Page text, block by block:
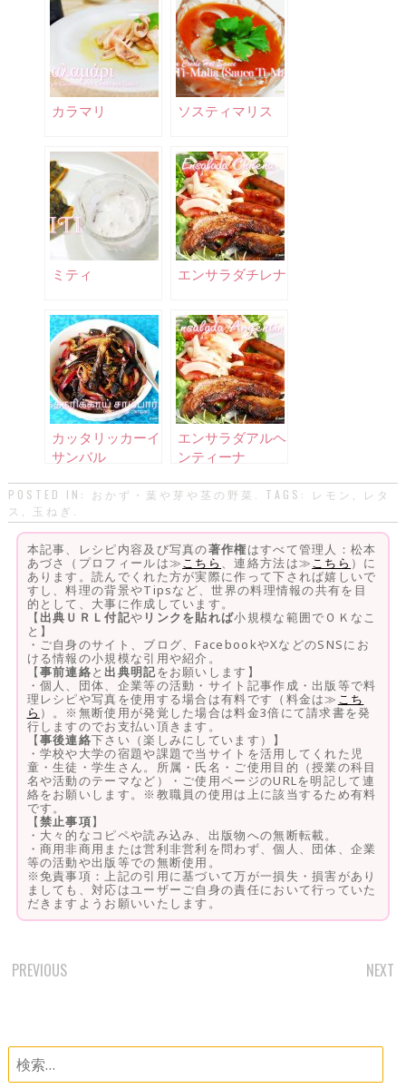
カラマリ ソスティマリス
ミティ エンサラダチレナ
カッタリッカーイ
サンバル
エンサラダアルヘ
ンティーナ
POSTED IN: おかず・葉や芽や茎の野菜 . TAGS: レモン
レタ
ス
玉ねぎ
本記事、レシピ内容及び写真の著作権はすべて管理人：松本
あづさ（プロフィールは≫こちら 、連絡方法は≫こちら ）に
あります。読んでくれた方が実際に作って下されば嬉しいで
すし、料理の背景やTipsなど、世界の料理情報の共有を目
的として、大事に作成しています。
【 出典ＵＲＬ付記や リンクを貼れば小規模な範囲でＯＫなこ
と】
・ご自身のサイト、ブログ、FacebookやXなどのSNSにお
ける情報の小規模な引用や紹介。
【事前連絡と 出典明記をお願いします】
・個人、団体、企業等の活動・サイト記事作成・出版等で料
理レシピや写真を使用する場合は有料です（料金は≫ こち
ら ）。※無断使用が発覚した場合は料金3倍にて請求書を発
行しますのでお支払い頂きます。
【事後連絡下さい（楽しみにしています）】
・学校や大学の宿題や課題で当サイトを活用してくれた児
童・生徒・学生さん。所属・氏名・ご使用目的（授業の科目
名や活動のテーマなど）・ご使用ページのURLを明記して連
絡をお願いします。※教職員の使用は上に該当するため有料
です。
【禁止事項】
・大々的なコピペや読み込み、出版物への無断転載。
・商用非商用または営利非営利を問わず、個人、団体、企業
等の活動や出版等での無断使用。
※免責事項：上記の引用に基づいて万が一損失・損害があり
ましても、対応はユーザーご自身の責任において行っていた
だきますようお願いいたします。
POST
PREVIOUS NEXT
検
索: